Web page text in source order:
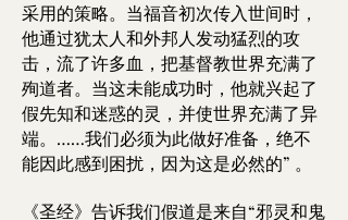
采用的策略。当福音初次传入世间时，
他通过犹太人和外邦人发动猛烈的攻
击，流了许多血，把基督教世界充满了
殉道者。当这未能成功时，他就兴起了
假先知和迷惑的灵，并使世界充满了异
端。……我们必须为此做好准备，绝不
能因此感到困扰，因为这是必然的” 。
《圣经》告诉我们假道是来自“邪灵和鬼